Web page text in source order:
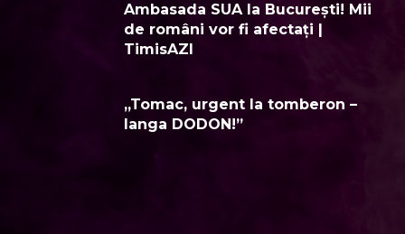
Ambasada SUA la București! Mii
de români vor fi afectați |
TimisAZI
„Tomac, urgent la tomberon –
langa DODON!”